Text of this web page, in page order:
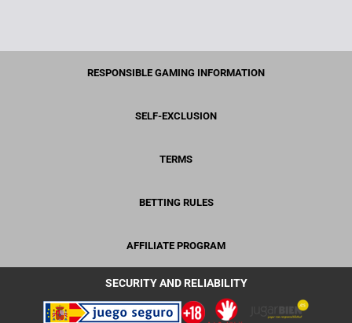
RESPONSIBLE GAMING INFORMATION
SELF-EXCLUSION
TERMS
BETTING RULES
AFFILIATE PROGRAM
SECURITY AND RELIABILITY